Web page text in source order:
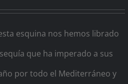
esquina nos hemos librado
que ha imperado a sus
por todo el Mediterráneo y